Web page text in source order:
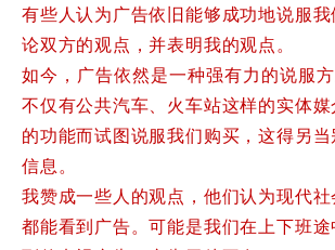
有些人认为广告依旧能够成功地说服
论双方的观点，并表明我的观点。
如今，广告依然是一种强有力的说服
不仅有公共汽车、火车站这样的实体
的功能而试图说服我们购买，这得另
信息。
我赞成一些人的观点，他们认为现代
都能看到广告。可能是我们在上下班